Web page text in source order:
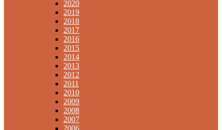
2020
2019
2018
2017
2016
2015
2014
2013
2012
2011
2010
2009
2008
2007
2006